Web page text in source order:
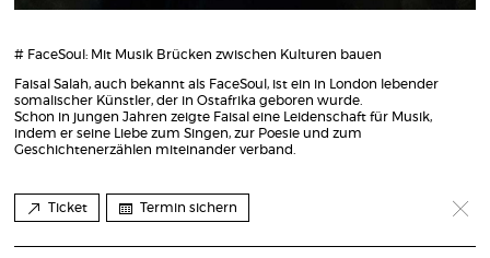
# FaceSoul: Mit Musik Brücken zwischen Kulturen bauen
Faisal Salah, auch bekannt als FaceSoul, ist ein in London lebender
somalischer Künstler, der in Ostafrika geboren wurde.
Schon in jungen Jahren zeigte Faisal eine Leidenschaft für Musik,
indem er seine Liebe zum Singen, zur Poesie und zum
Geschichtenerzählen miteinander verband.
Ticket Termin sichern